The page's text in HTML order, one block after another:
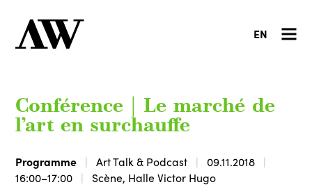
EN
Conférence | Le marché de
l’art en surchauffe
Programme Art Talk & Podcast
09.11.2018
16:00–17:00
Scène, Halle Victor Hugo